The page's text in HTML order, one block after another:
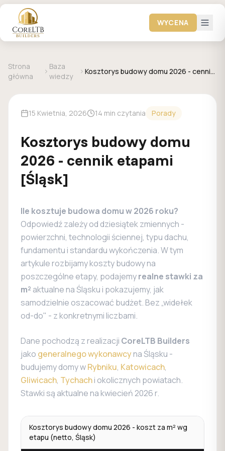
WYCENA
Strona
główna
Baza
wiedzy
Kosztorys budowy domu 2026 - cennik
15 Kwietnia, 2026 14 min czytania Porady
Kosztorys budowy domu
2026 - cennik etapami
[Śląsk]
Ile kosztuje budowa domu w 2026 roku?
Odpowiedź zależy od dziesiątek zmiennych -
powierzchni, technologii ściennej, typu dachu,
fundamentu i standardu wykończenia. W tym
artykule rozbijamy koszty budowy na
poszczególne etapy, podajemyrealne stawki za
m² aktualne na Śląsku i pokazujemy, jak
samodzielnie oszacować budżet. Bez „widełek
od-do" - z konkretnymi liczbami.
Dane pochodzą z realizacji CoreLTB Builders
jako generalnego wykonawcyna Śląsku -
budujemy domy wRybniku, Katowicach,
Gliwicach, Tychachi okolicznych powiatach.
Stawki są aktualne na kwiecień 2026 r.
Kosztorys budowy domu 2026 - koszt za m² wg
etapu (netto, Śląsk)